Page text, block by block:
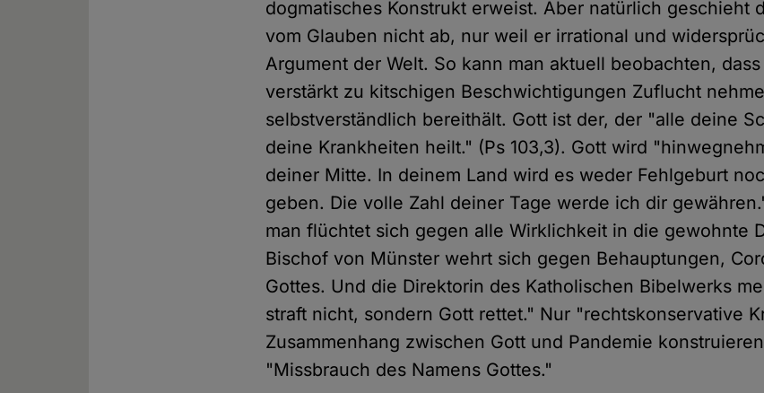
dogmatisches Konstrukt erweist. Aber natürlich geschieht
vom Glauben nicht ab, nur weil er irrational und
Argument der Welt. So kann man aktuell beobachten,
verstärkt zu kitschigen Beschwichtigungen Zuflucht
selbstverständlich bereithält. Gott ist der, der "alle deine
deine Krankheiten heilt." (Ps 103,3). Gott wird
deiner Mitte. In deinem Land wird es weder Fehlgeburt
geben. Die volle Zahl deiner Tage werde ich dir
man flüchtet sich gegen alle Wirklichkeit in die gewohnte
Bischof von Münster wehrt sich gegen Behauptungen,
Gottes. Und die Direktorin des Katholischen Bibelwerks
straft nicht, sondern Gott rettet." Nur "rechtskonservative
Zusammenhang zwischen Gott und Pandemie
"Missbrauch des Namens Gottes."